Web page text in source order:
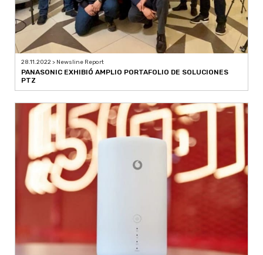
28.11.2022 > Newsline Report
PANASONIC EXHIBIÓ AMPLIO PORTAFOLIO DE SOLUCIONES
PTZ